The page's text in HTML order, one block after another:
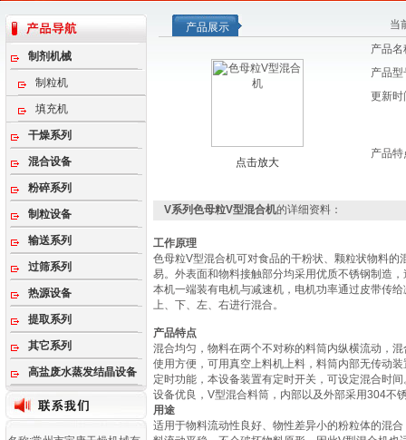
制剂机械
制粒机
填充机
干燥系列
混合设备
粉碎系列
制粒设备
输送系列
过筛系列
热源设备
提取系列
其它系列
高盐废水蒸发结晶设备
产品展示 当
点击放大
产品名
产品型
更新时
产品特
V系列色母粒V型混合机的详细资料：
工作原理
色母粒V型混合机可对食品的干粉状、颗粒状物料的
易。外表面和物料接触部分均采用优质不锈钢制造
本机一端装有电机与减速机，电机功率通过皮带传
上、下、左、右进行混合。
产品特点
混合均匀，物料在两个不对称的料筒内纵横流动，
使用方便，可用真空上料机上料，料筒内部无传动
定时功能，本设备装置有定时开关，可设定混合时间
设备优良，V型混合料筒，内部以及外部采用304不
用途
适用于物料流动性良好、物性差异小的粉粒体的混